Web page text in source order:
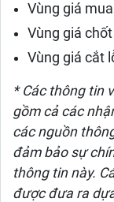
Vùng giá
Vùng giá
Vùng giá cắt
* Các thông tin
gồm cả các
các nguồn
đảm bảo sự
thông tin này.
được đưa ra